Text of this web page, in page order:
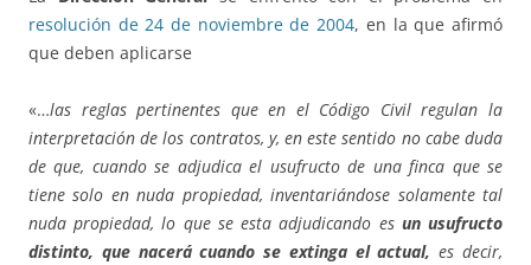
resolución de 24 de noviembre de 2004, en la que afirmó
que deben aplicarse
«…las reglas pertinentes que en el Código Civil regulan la
interpretación de los contratos, y, en este sentido no cabe duda
de que, cuando se adjudica el usufructo de una finca que se
tiene solo en nuda propiedad, inventariándose solamente tal
nuda propiedad, lo que se esta adjudicando es un usufructo
distinto, que nacerá cuando se extinga el actual, es decir,